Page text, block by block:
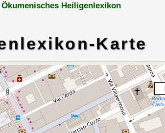
Ökumenisches Heiligenlexikon
Karte